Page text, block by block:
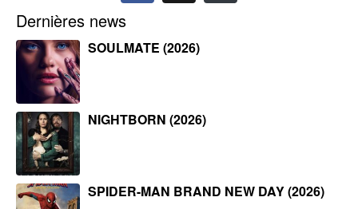
Dernières news
SOULMATE (2026)
NIGHTBORN (2026)
SPIDER-MAN BRAND NEW DAY (2026)